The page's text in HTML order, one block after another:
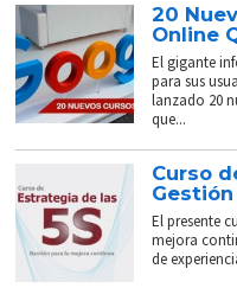
20
Online
El gigante
para sus
lanzado 20
que...
Curso
El presente
mejora
de